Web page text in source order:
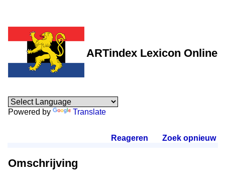
ARTindex Lexicon Online
Powered by Translate
Reageren Zoek opnieuw.
Omschrijving